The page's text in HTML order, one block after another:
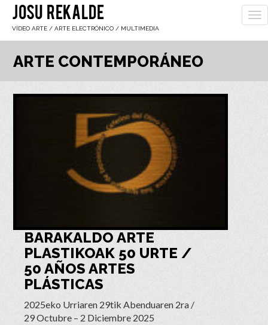
JOSU REKALDE
VÍDEO ARTE / ARTE ELECTRÓNICO / MULTIMEDIA
ARTE CONTEMPORÁNEO
BARAKALDO ARTE
PLASTIKOAK 50 URTE /
50 AÑOS ARTES
PLÁSTICAS
2025eko Urriaren 29tik Abenduaren 2ra /
29 Octubre – 2 Diciembre 2025